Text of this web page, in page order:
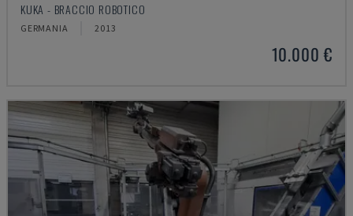
KUKA - BRACCIO ROBOTICO
GERMANIA 2013
10.000 €